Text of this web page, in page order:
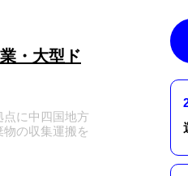
・大型ド
に中四国地方
の収集運搬を